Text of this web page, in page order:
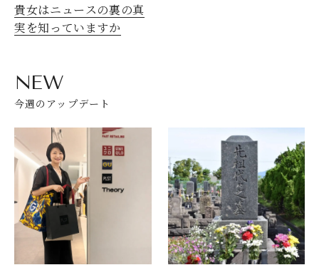
貴女はニュースの裏の真
実を知っていますか
NEW
今週のアップデート